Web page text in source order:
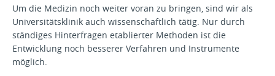
Um die Medizin noch weiter voran zu bringen, sind wir als
Universitätsklinik auch wissenschaftlich tätig. Nur durch
ständiges Hinterfragen etablierter Methoden ist die
Entwicklung noch besserer Verfahren und Instrumente
möglich.